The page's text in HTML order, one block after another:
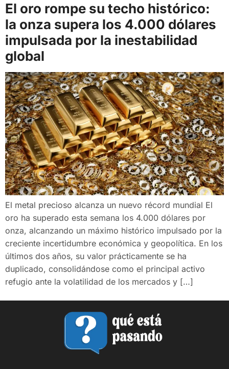
El oro rompe su techo histórico:
la onza supera los 4.000 dólares
impulsada por la inestabilidad
global
El metal precioso alcanza un nuevo récord mundial El
oro ha superado esta semana los 4.000 dólares por
onza, alcanzando un máximo histórico impulsado por la
creciente incertidumbre económica y geopolítica. En los
últimos dos años, su valor prácticamente se ha
duplicado, consolidándose como el principal activo
refugio ante la volatilidad de los mercados y […]